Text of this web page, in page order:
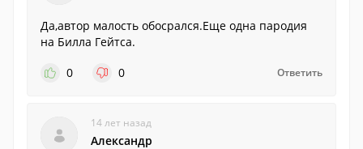
Да,автор малость обосрался.Еще одна пародия
на Билла Гейтса.
0
0 Ответить
14 лет назад
Александр